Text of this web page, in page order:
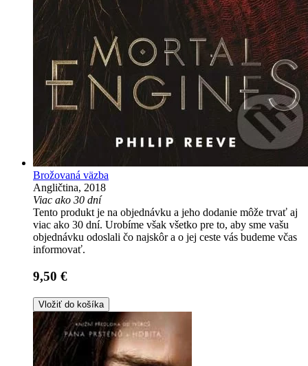
Brožovaná väzba
Angličtina, 2018
Viac ako 30 dní
Tento produkt je na objednávku a jeho dodanie môže trvať aj
viac ako 30 dní. Urobíme však všetko pre to, aby sme vašu
objednávku odoslali čo najskôr a o jej ceste vás budeme včas
informovať.
9,50 €
Vložiť do košíka